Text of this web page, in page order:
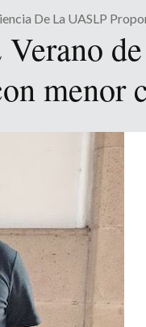
De La UASLP
menor